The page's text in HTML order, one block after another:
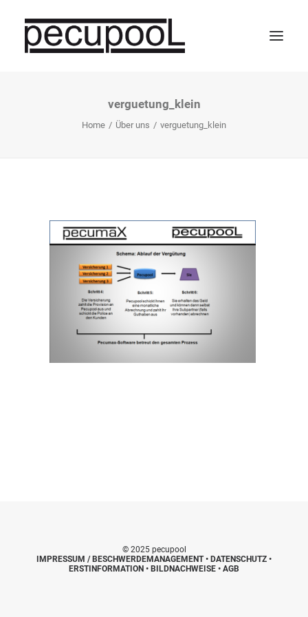
verguetung_klein
Home Über uns verguetung_klein
© 2025 pecupool
IMPRESSUM / BESCHWERDEMANAGEMENT• DATENSCHUTZ •
ERSTINFORMATION • BILDNACHWEISE • AGB